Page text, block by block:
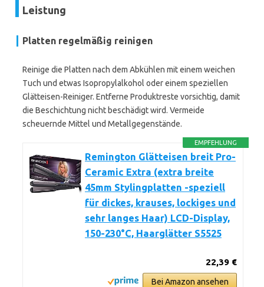
Leistung
Platten regelmäßig reinigen
Reinige die Platten nach dem Abkühlen mit einem weichen
Tuch und etwas Isopropylalkohol oder einem speziellen
Glätteisen-Reiniger. Entferne Produktreste vorsichtig, damit
die Beschichtung nicht beschädigt wird. Vermeide
scheuernde Mittel und Metallgegenstände.
EMPFEHLUNG
Remington Glätteisen breit Pro-
Ceramic Extra (extra breite
45mm Stylingplatten -speziell
für dickes, krauses, lockiges und
sehr langes Haar) LCD-Display,
150-230°C, Haarglätter S5525
22,39 €
Bei Amazon ansehen